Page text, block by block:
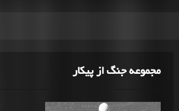
مجموعه جنگ از پیکار